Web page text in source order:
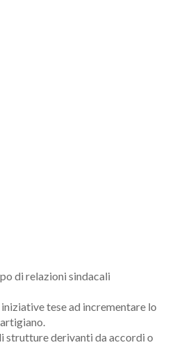
di relazioni sindacali
tese ad incrementare lo
strutture derivanti da accordi o